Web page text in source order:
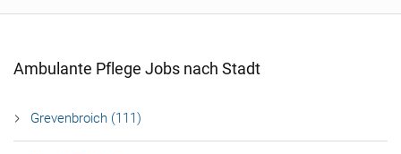
Ambulante Pflege Jobs nach Stadt
Grevenbroich (111)